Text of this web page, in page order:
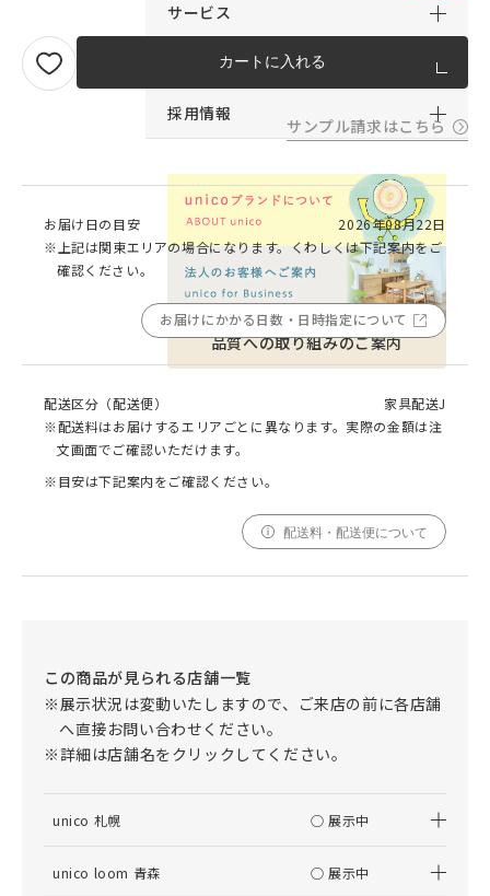
サービス
サポート
採用情報
品質への取り組みのご案内
カートに入れる
サンプル請求はこちら
お届け日の目安
2026年08月22日
※上記は関東エリアの場合になります。くわしくは下記案内をご
確認ください。
お届けにかかる日数・日時指定について
配送区分（配送便）
家具配送J
※配送料はお届けするエリアごとに異なります。実際の金額は注
文画面でご確認いただけます。
※目安は下記案内をご確認ください。
配送料・配送便について
この商品が見られる店舗一覧
※展示状況は変動いたしますので、ご来店の前に各店舗
へ直接お問い合わせください。
※詳細は店舗名をクリックしてください。
unico 札幌 ○ 展示中
unico loom 青森 ○ 展示中